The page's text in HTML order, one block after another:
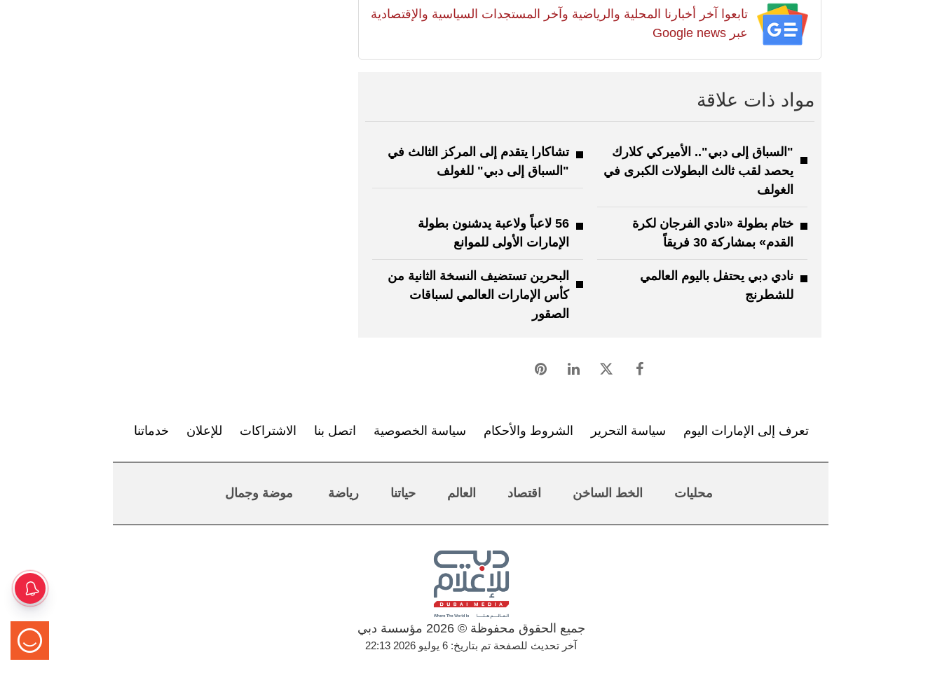
تابعوا آخر أخبارنا المحلية والرياضية وآخر المستجدات السياسية والإقتصادية
عبر Google news
مواد ذات علاقة
"السباق إلى دبي".. الأميركي كلارك
يحصد لقب ثالث البطولات الكبرى في
الغولف
تشاكارا يتقدم إلى المركز الثالث في
"السباق إلى دبي" للغولف
ختام بطولة «نادي الفرجان لكرة
القدم» بمشاركة 30 فريقاً
56 لاعباً ولاعبة يدشنون بطولة
الإمارات الأولى للموانع
نادي دبي يحتفل باليوم العالمي
للشطرنج
البحرين تستضيف النسخة الثانية من
كأس الإمارات العالمي لسباقات
الصقور
تعرف إلى الإمارات اليوم سياسة التحرير الشروط والأحكام سياسة الخصوصية اتصل بنا الاشتراكات للإعلان خدماتنا
محليات الخط الساخن اقتصاد العالم حياتنا رياضة موضة وجمال
جميع الحقوق محفوظة © 2026 مؤسسة دبي
آخر تحديث للصفحة تم بتاريخ: 6 يوليو 2026 22:13